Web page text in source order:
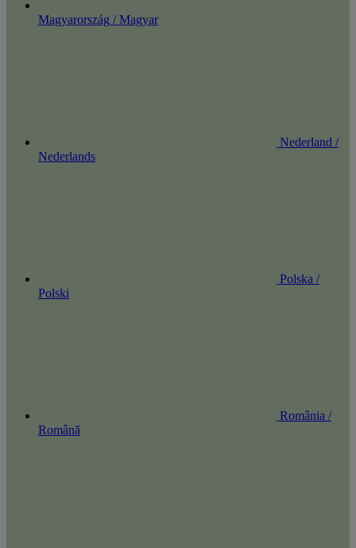
Magyarország / Magyar
Nederland /
Nederlands
Polska /
Polski
România /
Română